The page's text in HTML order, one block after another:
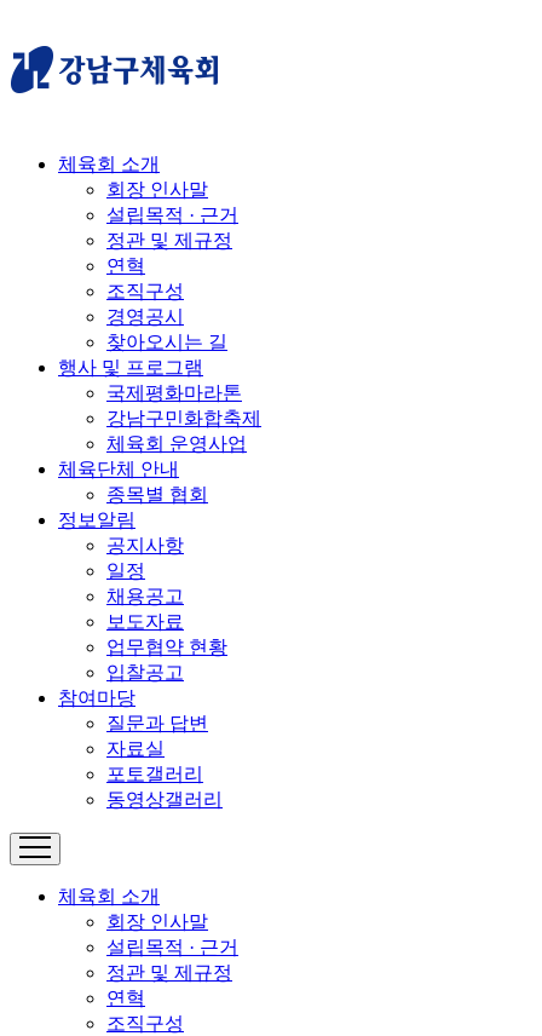
체육회 소개
회장 인사말
설립목적 · 근거
정관 및 제규정
연혁
조직구성
경영공시
찾아오시는 길
행사 및 프로그램
국제평화마라톤
강남구민화합축제
체육회 운영사업
체육단체 안내
종목별 협회
정보알림
공지사항
일정
채용공고
보도자료
업무협약 현황
입찰공고
참여마당
질문과 답변
자료실
포토갤러리
동영상갤러리
체육회 소개
회장 인사말
설립목적 · 근거
정관 및 제규정
연혁
조직구성